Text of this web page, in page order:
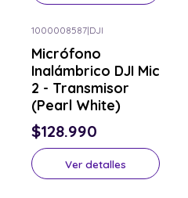
1000008587|DJI
Micrófono
Inalámbrico DJI Mic
2 - Transmisor
(Pearl White)
$128.990
Ver detalles